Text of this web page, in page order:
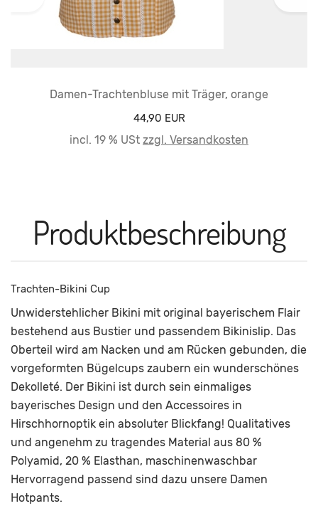
Damen-Trachtenbluse mit Träger, orange
44,90 EUR
incl. 19 % USt zzgl. Versandkosten
Produktbeschreibung
Trachten-Bikini Cup
Unwiderstehlicher Bikini mit original bayerischem Flair
bestehend aus Bustier und passendem Bikinislip. Das
Oberteil wird am Nacken und am Rücken gebunden, die
vorgeformten Bügelcups zaubern ein wunderschönes
Dekolleté. Der Bikini ist durch sein einmaliges
bayerisches Design und den Accessoires in
Hirschhornoptik ein absoluter Blickfang! Qualitatives
und angenehm zu tragendes Material aus 80 %
Polyamid, 20 % Elasthan, maschinenwaschbar
Hervorragend passend sind dazu unsere Damen
Hotpants.